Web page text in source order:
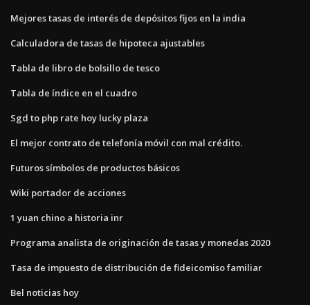
Mejores tasas de interés de depósitos fijos en la india
Calculadora de tasas de hipoteca ajustables
Tabla de libro de bolsillo de tesco
Tabla de índice en el cuadro
Sgd to php rate hoy lucky plaza
El mejor contrato de telefonía móvil con mal crédito.
Futuros símbolos de productos básicos
Wiki portador de acciones
1 yuan chino a historia inr
Programa analista de originación de tasas y monedas 2020
Tasa de impuesto de distribución de fideicomiso familiar
Bel noticias hoy